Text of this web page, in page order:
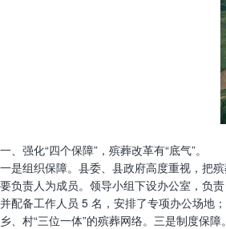
一、强化“四个保障”，殡葬改革有“底气”。
一是组织保障。县委、县政府高度重视，把
要负责人为成员。领导小组下设办公室，负
并配备工作人员 5 名，安排了专项办公场地
乡、村“三位一体”的殡葬网络。三是制度保